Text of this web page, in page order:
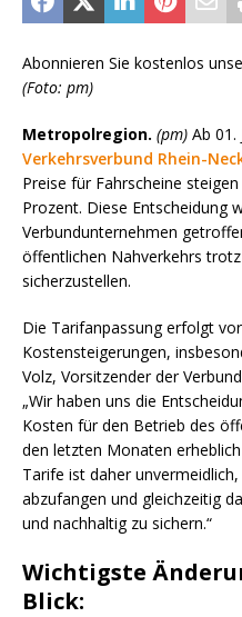
Abonnieren Sie kostenlos
(Foto: pm)
Metropolregion. (pm) Ab 01.
Verkehrsverbund Rhein-
Preise für Fahrscheine
Prozent. Diese Entscheidung
Verbundunternehmen
öffentlichen Nahverkehrs
sicherzustellen.
Die Tarifanpassung erfolgt
Kostensteigerungen,
Volz, Vorsitzender der
„Wir haben uns die
Kosten für den Betrieb des
den letzten Monaten
Tarife ist daher
abzufangen und gleichzeitig
und nachhaltig zu sichern.“
Wichtigste
Blick: